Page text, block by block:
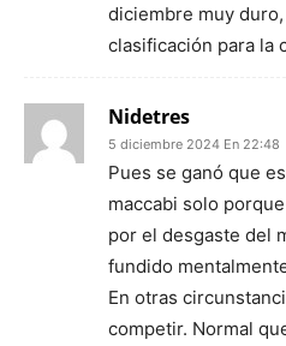
diciembre muy
clasificación para la
Nidetres
5 diciembre 2024 En 22:48
Pues se ganó que
maccabi solo
por el desgaste del
fundido
En otras
competir. Normal